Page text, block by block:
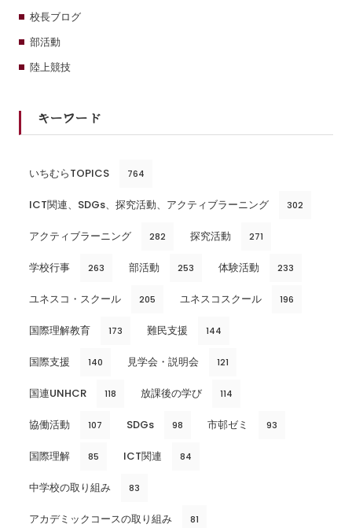
校長ブログ
部活動
陸上競技
キーワード
いちむらTOPICS 764
ICT関連、SDGs、探究活動、アクティブラーニング 302
アクティブラーニング 282 探究活動 271
学校行事 263 部活動 253 体験活動 233
ユネスコ・スクール 205 ユネスコスクール 196
国際理解教育 173 難民支援 144
国際支援 140 見学会・説明会 121
国連UNHCR 118 放課後の学び 114
協働活動 107 SDGs 98 市邨ゼミ 93
国際理解 85 ICT関連 84
中学校の取り組み 83
アカデミックコースの取り組み 81